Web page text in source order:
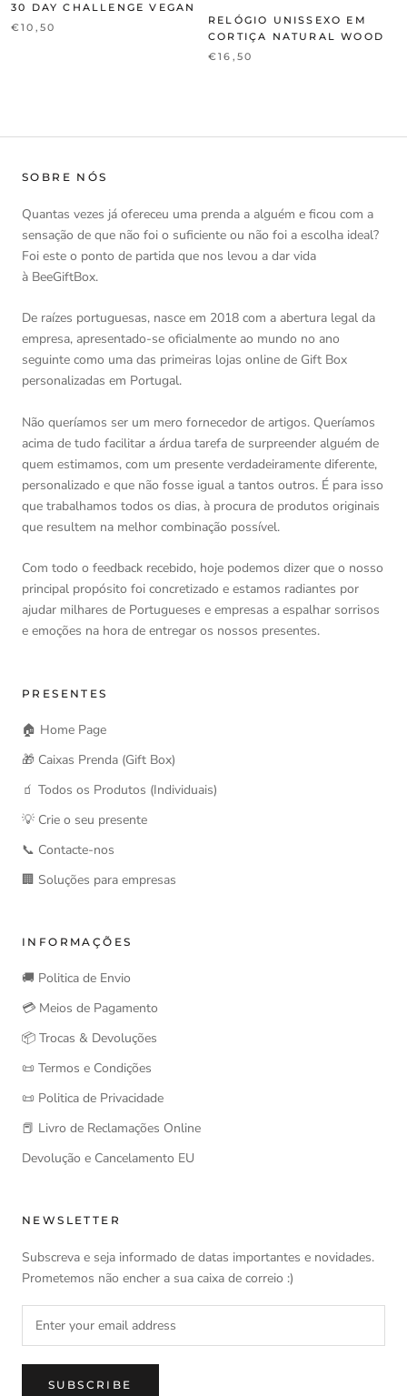
30 DAY CHALLENGE VEGAN
€10,50
RELÓGIO UNISSEXO EM
CORTIÇA NATURAL WOOD
€16,50
SOBRE NÓS
Quantas vezes já ofereceu uma prenda a alguém e ficou com a
sensação de que não foi o suficiente ou não foi a escolha ideal?
Foi este o ponto de partida que nos levou a dar vida
à BeeGiftBox.
De raízes portuguesas, nasce em 2018 com a abertura legal da
empresa, apresentado-se oficialmente ao mundo no ano
seguinte como uma das primeiras lojas online de Gift Box
personalizadas em Portugal.
Não queríamos ser um mero fornecedor de artigos. Queríamos
acima de tudo facilitar a árdua tarefa de surpreender alguém de
quem estimamos, com um presente verdadeiramente diferente,
personalizado e que não fosse igual a tantos outros. É para isso
que trabalhamos todos os dias, à procura de produtos originais
que resultem na melhor combinação possível.
Com todo o feedback recebido, hoje podemos dizer que o nosso
principal propósito foi concretizado e estamos radiantes por
ajudar milhares de Portugueses e empresas a espalhar sorrisos
e emoções na hora de entregar os nossos presentes.
PRESENTES
🏠 Home Page
🎁 Caixas Prenda (Gift Box)
🧃 Todos os Produtos (Individuais)
💡 Crie o seu presente
📞 Contacte-nos
🏢 Soluções para empresas
INFORMAÇÕES
🚚 Politica de Envio
💳 Meios de Pagamento
📦 Trocas & Devoluções
📜 Termos e Condições
📜 Politica de Privacidade
📕 Livro de Reclamações Online
Devolução e Cancelamento EU
NEWSLETTER
Subscreva e seja informado de datas importantes e novidades.
Prometemos não encher a sua caixa de correio :)
SUBSCRIBE